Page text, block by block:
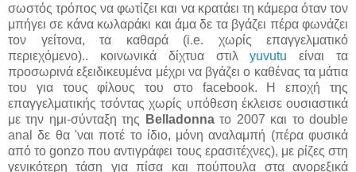
σωστός τρόπος να φωτίζει και να κρατάει τη κάμερα όταν τον
μπήγει σε κάνα κωλαράκι και άμα δε τα βγάζει πέρα φωνάζει
τον γείτονα, τα καθαρά (i.e. χωρίς επαγγελματικό
περιεχόμενο).. κοινωνικά δίχτυα στιλyuvutu είναι τα
προσωρινά εξειδικευμένα μέχρι να βγάζει ο καθένας τα μάτια
του για τους φίλους του στο facebook. Η εποχή της
επαγγελματικής τσόντας χωρίς υπόθεση έκλεισε ουσιαστικά
με την ημι-σύνταξη της
Belladonnaτο 2007 και το double
anal δε θα 'ναι ποτέ το ίδιο, μόνη αναλαμπή (πέρα φυσικά
από το gonzo που αντιγράφει τους ερασιτέχνες), με ρίζες στη
γενικότερη τάση για πίσα και πούπουλα στα ανορεξικά